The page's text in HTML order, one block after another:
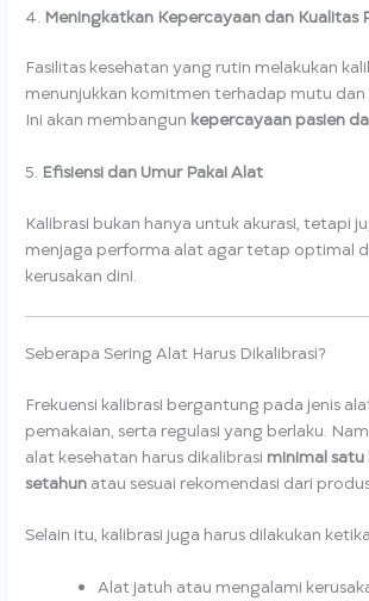
4. Meningkatkan Kepercayaan dan Kualitas
Fasilitas kesehatan yang rutin melakukan
menunjukkan komitmen terhadap mutu dan
Ini akan membangun kepercayaan pasien
5. Efisiensi dan Umur Pakai Alat
Kalibrasi bukan hanya untuk akurasi, tetapi
menjaga performa alat agar tetap optimal
kerusakan dini.
Seberapa Sering Alat Harus Dikalibrasi?
Frekuensi kalibrasi bergantung pada jenis
pemakaian, serta regulasi yang berlaku.
alat kesehatan harus dikalibrasi minimal satu
setahun atau sesuai rekomendasi dari
Selain itu, kalibrasi juga harus dilakukan
Alat jatuh atau mengalami